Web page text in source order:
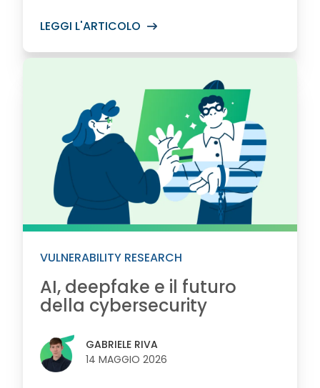
LEGGI L'ARTICOLO
VULNERABILITY RESEARCH
AI, deepfake e il futuro
della cybersecurity
GABRIELE RIVA
14 MAGGIO 2026